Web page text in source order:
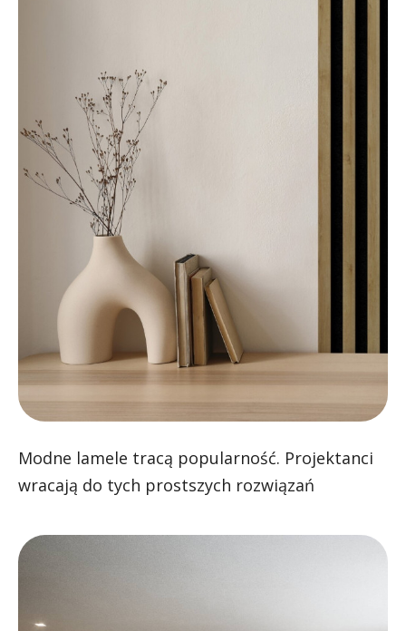
Modne lamele tracą popularność. Projektanci
wracają do tych prostszych rozwiązań